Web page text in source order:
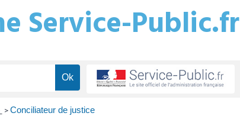
Service-Public.fr
> Conciliateur de justice